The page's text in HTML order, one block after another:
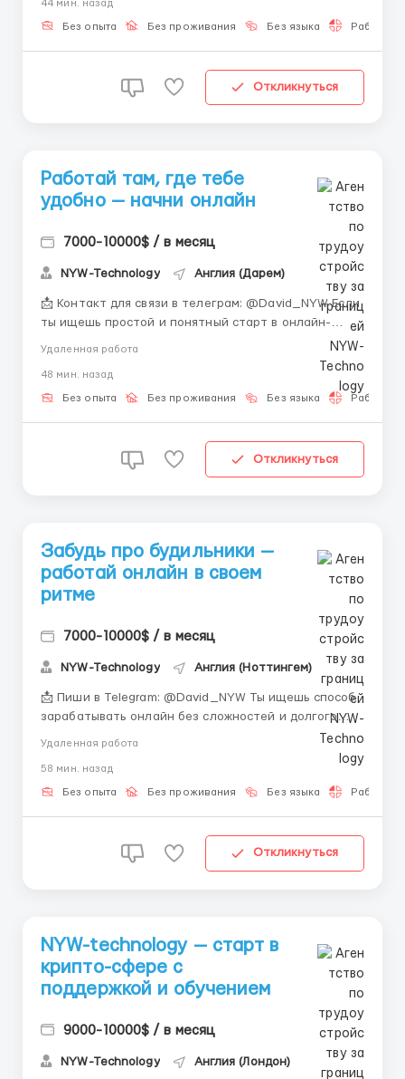
Опыт работы не обязателен, потому что всему
можно научиться в процессе. Наша команда активно
44 мин. назад
Без опыта Без проживания Без языка Работа
Откликнуться
Работай там, где тебе
удобно — начни онлайн
7000-10000$ / в месяц
NYW-Technology Англия (Дарем)
📩 Контакт для связи в телеграм: @David_NYW Если
ты ищешь простой и понятный старт в онлайн-
работе — мы поможем тебе начать с нуля 😊 🌐 О
нас: Мы команда, которая обучает людей онлайн-
работе и помогает освоить базовые цифровые
навыки. Наш подход — постепенное обучение,
Удаленная работа
48 мин. назад
Без опыта Без проживания Без языка Работа
Откликнуться
Забудь про будильники —
работай онлайн в своем
ритме
7000-10000$ / в месяц
NYW-Technology Англия (Ноттингем)
📩 Пиши в Telegram: @David_NYW Ты ищешь способ
зарабатывать онлайн без сложностей и долгого
обучения? 🤔 Хочешь начать с нуля и постепенно
выйти на стабильный доход? 💰 Представь, что ты
осваиваешь новую сферу, которая реально
приносит деньги. 📈 Это не требует специального
Удаленная работа
58 мин. назад
Без опыта Без проживания Без языка Работа
Откликнуться
NYW-technology — старт в
крипто-сфере с
поддержкой и обучением
9000-10000$ / в месяц
NYW-Technology Англия (Лондон)